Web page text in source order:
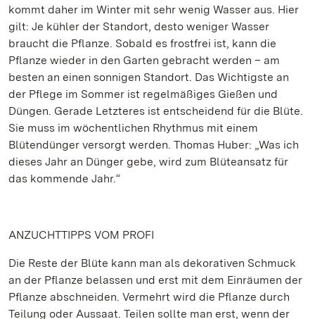
kommt daher im Winter mit sehr wenig Wasser aus. Hier
gilt: Je kühler der Standort, desto weniger Wasser
braucht die Pflanze. Sobald es frostfrei ist, kann die
Pflanze wieder in den Garten gebracht werden – am
besten an einen sonnigen Standort. Das Wichtigste an
der Pflege im Sommer ist regelmäßiges Gießen und
Düngen. Gerade Letzteres ist entscheidend für die Blüte.
Sie muss im wöchentlichen Rhythmus mit einem
Blütendünger versorgt werden. Thomas Huber: „Was ich
dieses Jahr an Dünger gebe, wird zum Blüteansatz für
das kommende Jahr.“
ANZUCHTTIPPS VOM PROFI
Die Reste der Blüte kann man als dekorativen Schmuck
an der Pflanze belassen und erst mit dem Einräumen der
Pflanze abschneiden. Vermehrt wird die Pflanze durch
Teilung oder Aussaat. Teilen sollte man erst, wenn der